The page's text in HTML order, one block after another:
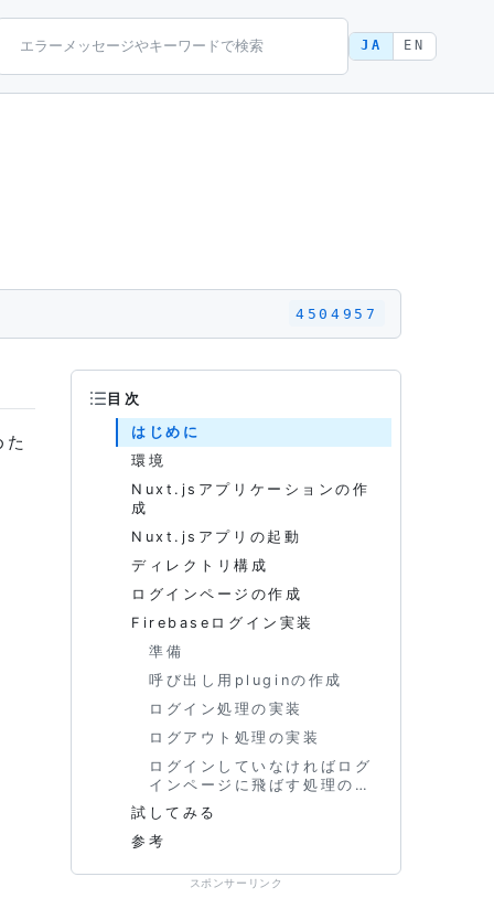
JA EN
4504957
目次
はじめに
環境
Nuxt.jsアプリケーションの作
成
Nuxt.jsアプリの起動
ディレクトリ構成
ログインページの作成
Firebaseログイン実装
準備
呼び出し用pluginの作成
ログイン処理の実装
ログアウト処理の実装
ログインしていなければログ
インページに飛ばす処理の実
装
試してみる
参考
スポンサーリンク